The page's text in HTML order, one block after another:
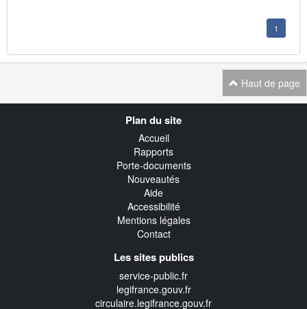
1
Haut de page
Plan du site
Accueil
Rapports
Porte-documents
Nouveautés
Aide
Accessibilité
Mentions légales
Contact
Les sites publics
service-public.fr
legifrance.gouv.fr
circulaire.legifrance.gouv.fr